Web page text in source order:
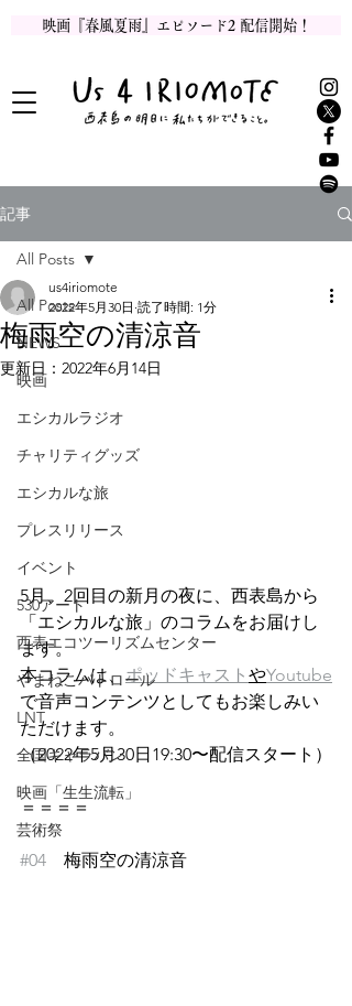
映画『春風夏雨』エピソード2 配信開始！
記事
All Posts
NEWS
映画
エシカルラジオ
チャリティグッズ
エシカルな旅
プレスリリース
イベント
530アート
西表エコツーリズムセンター
やまねこパトロール
LNT
全国キャラバン
映画「生生流転」
芸術祭
All Posts
梅雨空の清涼音
us4iriomote
2022年5月30日 読了時間: 1分
更新日： 2022年6月14日
5月、2回目の新月の夜に、西表島から
「エシカルな旅」のコラムをお届けし
ます。
本コラムは、ポッドキャスト やYoutube
で音声コンテンツとしてもお楽しみい
ただけます。
（2022年5月30日19:30〜配信スタート）
＝＝＝＝
#04 梅雨空の清涼音